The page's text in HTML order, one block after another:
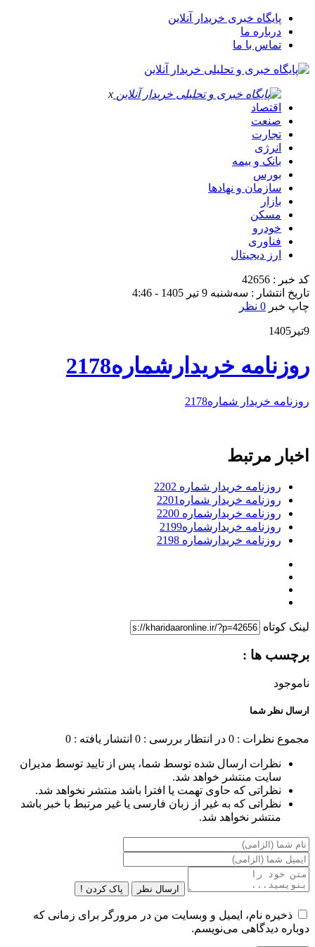
پایگاه خبری خریدار آنلاین
درباره ما
تماس با ما
x
اقتصاد
صنعت
تجارت
انرژی
بانک و بیمه
بورس
سازمان و نهادها
بازار
مسکن
خودرو
فناوری
ارز دیجیتال
کد خبر : 42656
تاریخ انتشار : سه‌شنبه 9 تیر 1405 - 4:46
چاپ خبر 0 نظر
9تیر1405
روزنامه خریدارشماره2178
روزنامه خریدار شماره2178
اخبار مرتبط
روزنامه خریدار شماره 2202
روزنامه خریدار شماره2201
روزنامه خریدارشماره 2200
روزنامه خریدارشماره2199
روزنامه خریدارشماره 2198
لینک کوتاه
برچسب ها :
ناموجود
ارسال نظر شما
مجموع نظرات : 0 در انتظار بررسی : 0 انتشار یافته : 0
نظرات ارسال شده توسط شما، پس از تایید توسط مدیران
سایت منتشر خواهد شد.
نظراتی که حاوی تهمت یا افترا باشد منتشر نخواهد شد.
نظراتی که به غیر از زبان فارسی یا غیر مرتبط با خبر باشد
منتشر نخواهد شد.
ارسال نظر پاک کردن !
ذخیره نام، ایمیل و وبسایت من در مرورگر برای زمانی که
دوباره دیدگاهی می‌نویسم.